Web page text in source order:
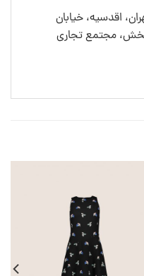
اقدسیه، خیابان
مجتمع تجاری